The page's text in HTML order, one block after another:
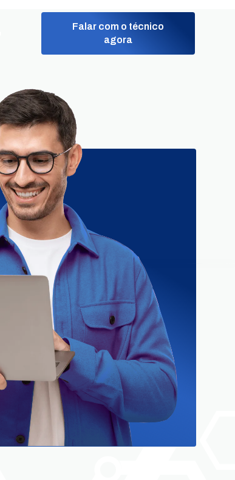
Falar com o técnico
agora